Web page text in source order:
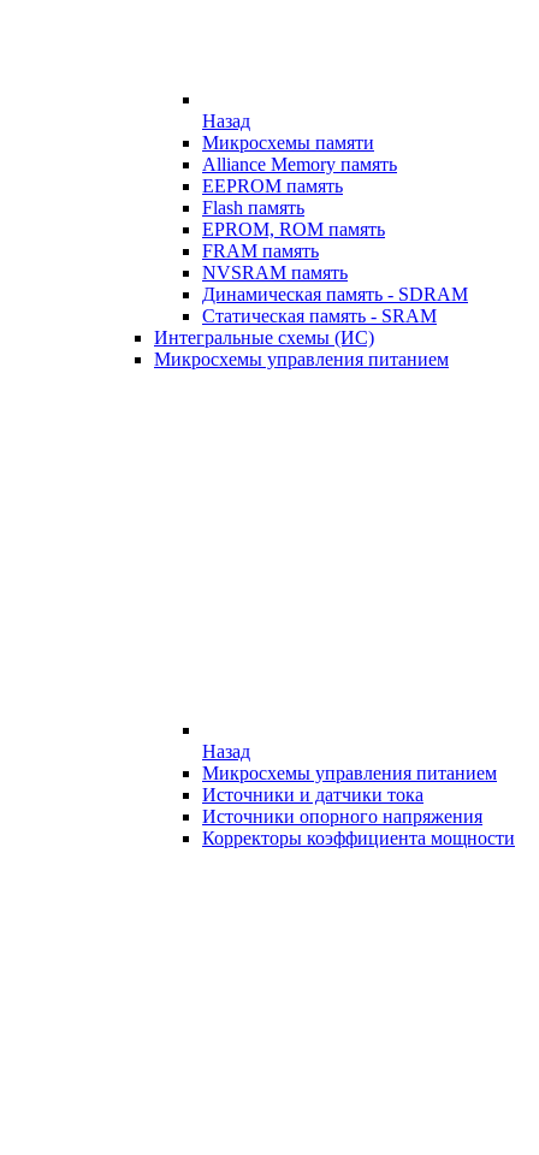
Назад
Микросхемы памяти
Alliance Memory память
EEPROM память
Flash память
EPROM, ROM память
FRAM память
NVSRAM память
Динамическая память - SDRAM
Статическая память - SRAM
Интегральные схемы (ИС)
Микросхемы управления питанием
Назад
Микросхемы управления питанием
Источники и датчики тока
Источники опорного напряжения
Корректоры коэффициента мощности